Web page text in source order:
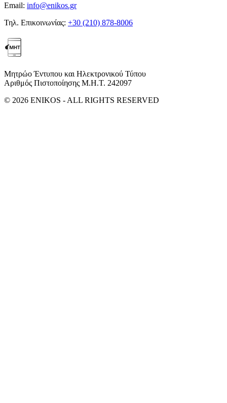
Email: info@enikos.gr
Τηλ. Επικοινωνίας: +30 (210) 878-8006
Μητρώο Έντυπου και Ηλεκτρονικού Τύπου
Αριθμός Πιστοποίησης Μ.Η.Τ. 242097
© 2026 ENIKOS - ALL RIGHTS RESERVED